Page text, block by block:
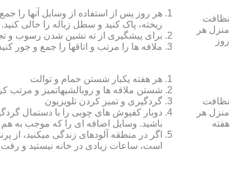
نظافت
منزل هر
روز
هر روز پس از استفاده از وسایل آنها را
ریخته، پاک کنید و سطل زباله را خالی کنید.
برای پیشگیری از ته نشین شدن رسوب و
ملافه‏ ها را مرتب و اتاق‏ها را جمع و جور
نظافت
منزل هر
هفته
هر هفته یکبار شستن حمام و توالت
شستن ملافه‏ ها و روبالشی‎هاتمیز و مرتب کردن یخچال
گردگیری و تمیز کردن تلویزیون
دوبار کفپوش‏ های چوبی را با دستمال
باشید. وسایل اضافه ای را که موجب به هم
اگر در منطقه آلوده‏ای زندگی می‏کنید، از
است، ساعات زیادی در خانه نیستید و